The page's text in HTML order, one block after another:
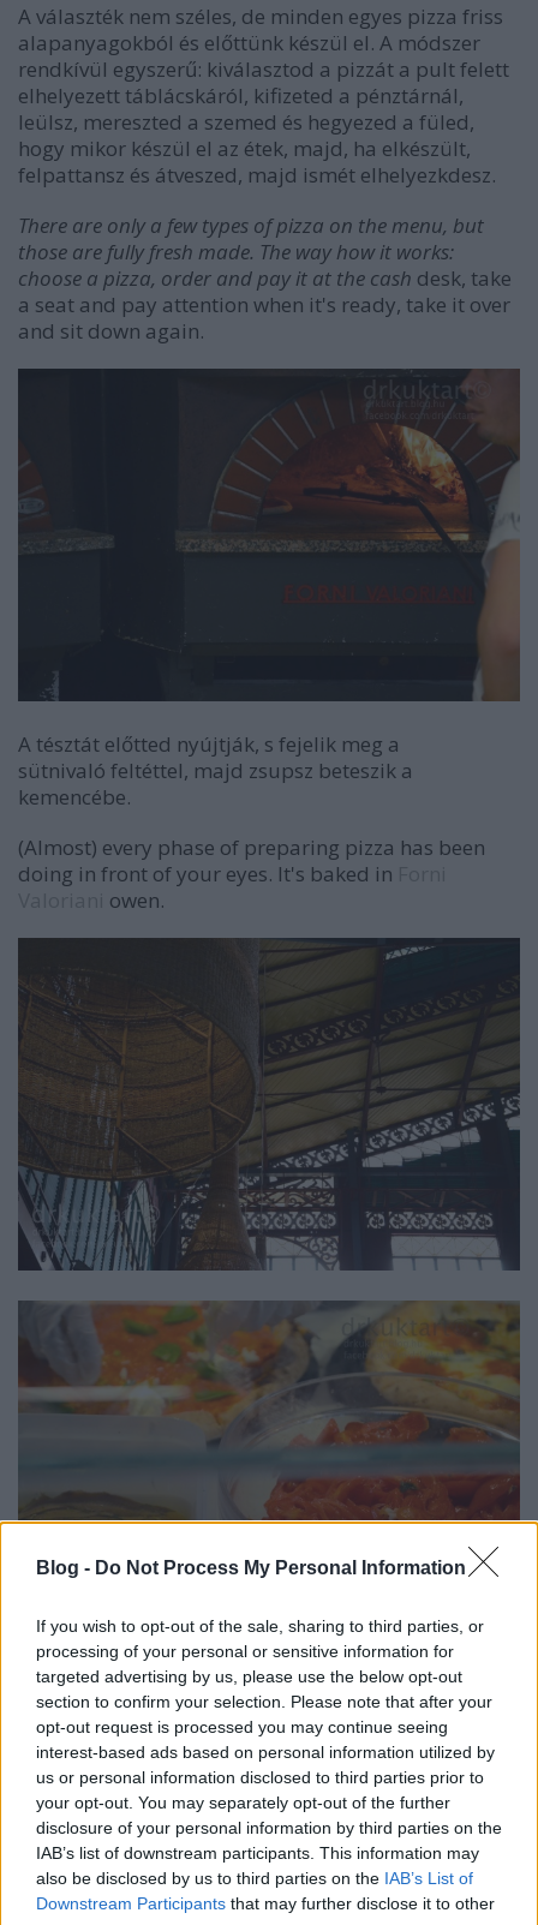
Blog - Do Not Process My Personal Information
If you wish to opt-out of the sale, sharing to third parties, or
processing of your personal or sensitive information for
targeted advertising by us, please use the below opt-out
section to confirm your selection. Please note that after your
opt-out request is processed you may continue seeing
interest-based ads based on personal information utilized by
us or personal information disclosed to third parties prior to
your opt-out. You may separately opt-out of the further
disclosure of your personal information by third parties on the
IAB’s list of downstream participants. This information may
also be disclosed by us to third parties on the IAB’s List of
Downstream Participants that may further disclose it to other
A választék nem széles, de minden egyes pizza friss
alapanyagokból és előttünk készül el. A módszer
rendkívül egyszerű: kiválasztod a pizzát a pult felett
elhelyezett táblácskáról, kifizeted a pénztárnál,
leülsz, mereszted a szemed és hegyezed a füled,
hogy mikor készül el az étek, majd, ha elkészült,
felpattansz és átveszed, majd ismét elhelyezkdesz.
There are only a few types of pizza on the menu, but
those are fully fresh made. The way how it works:
choose a pizza, order and pay it at the cash desk, take
a seat and pay attention when it's ready, take it over
and sit down again.
A tésztát előtted nyújtják, s fejelik meg a
sütnivaló feltéttel, majd zsupsz beteszik a
kemencébe.
(Almost) every phase of preparing pizza has been
doing in front of your eyes. It's baked in
owen.
Van, amelyik pizza sütés előtt, s van, amelyik utána
kap feltétet. Ez utóbbi kategóriába tartozik a Capri
is.
My Capri is decorated in front of me as well, after
baking.